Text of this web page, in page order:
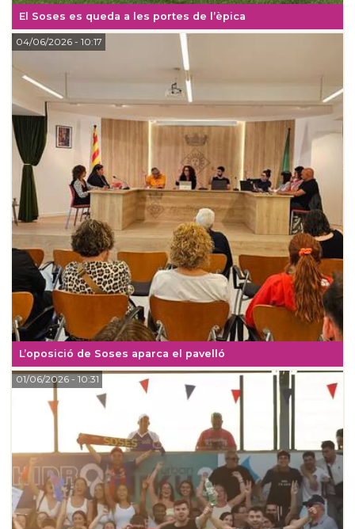
El Soses es queda a les portes de l’èpica
L’oposició de Soses aparca el pavelló
04/06/2026- 10:17
01/06/2026- 10:31